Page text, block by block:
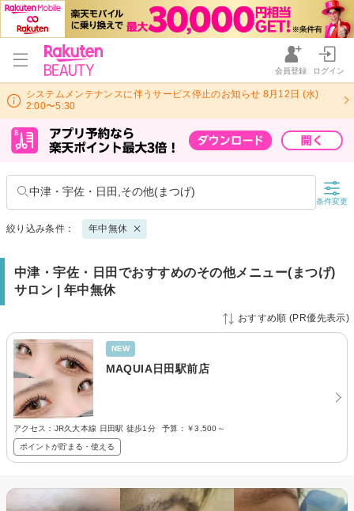
会員登録 ログイン
システムメンテナンスに伴うサービス停止のお知らせ 8月12日 (水)
2:00〜5:30
中津・宇佐・日田,その他(まつげ)
条件変更
絞り込み条件： 年中無休
中津・宇佐・日田でおすすめのその他メニュー(まつげ)
サロン | 年中無休
おすすめ順 (PR優先表示)
NEW
MAQUIA日田駅前店
アクセス：JR久大本線 日田駅 徒歩1分 予算： ￥3,500～
ポイントが貯まる・使える